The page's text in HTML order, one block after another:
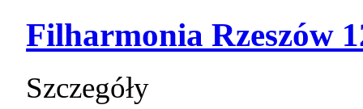
Filharmonia Rzeszów
Szczegóły